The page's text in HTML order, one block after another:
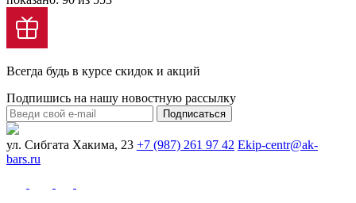
Всегда будь в курсе скидок и акций
Подпишись на нашу новостную рассылку
Подписаться
ул. Сибгата Хакима, 23 +7 (987) 261 97 42 Ekip-centr@ak-
bars.ru